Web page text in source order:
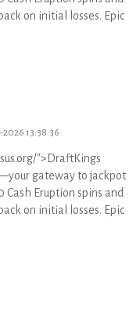
on initial losses. Epic
13:38:36
">DraftKings
gateway to jackpot
Cash Eruption spins and
on initial losses. Epic